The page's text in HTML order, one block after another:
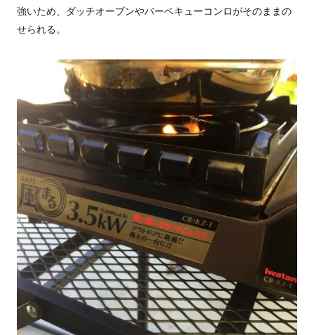
強いため、ダッチオーブンやバーベキューコンロがそのままの
せられる。